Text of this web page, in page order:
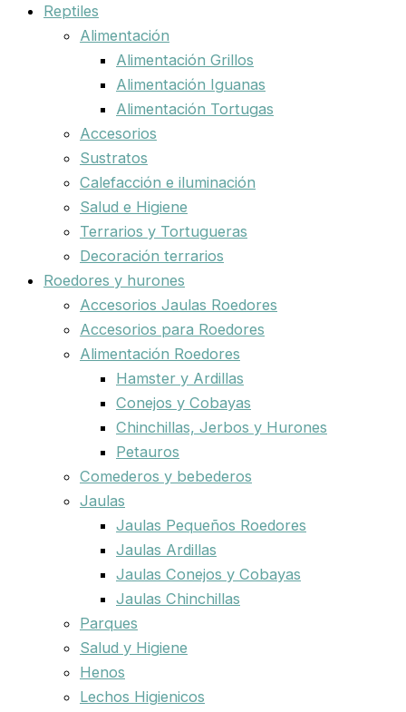
Reptiles
Alimentación
Alimentación Grillos
Alimentación Iguanas
Alimentación Tortugas
Accesorios
Sustratos
Calefacción e iluminación
Salud e Higiene
Terrarios y Tortugueras
Decoración terrarios
Roedores y hurones
Accesorios Jaulas Roedores
Accesorios para Roedores
Alimentación Roedores
Hamster y Ardillas
Conejos y Cobayas
Chinchillas, Jerbos y Hurones
Petauros
Comederos y bebederos
Jaulas
Jaulas Pequeños Roedores
Jaulas Ardillas
Jaulas Conejos y Cobayas
Jaulas Chinchillas
Parques
Salud y Higiene
Henos
Lechos Higienicos